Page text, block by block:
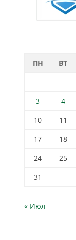
ПН ВТ
3
4
10
11
17
18
24
25
31
« Июл